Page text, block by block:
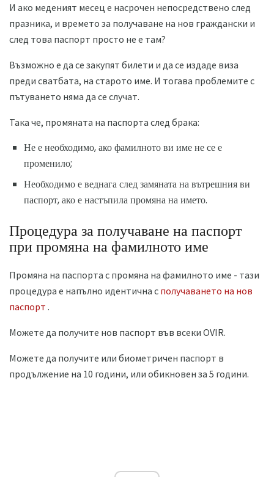
И ако меденият месец е насрочен непосредствено след
празника, и времето за получаване на нов граждански и
след това паспорт просто не е там?
Възможно е да се закупят билети и да се издаде виза
преди сватбата, на старото име. И тогава проблемите с
пътуването няма да се случат.
Така че, промяната на паспорта след брака:
Не е необходимо, ако фамилното ви име не се е
променило;
Необходимо е веднага след замяната на вътрешния ви
паспорт, ако е настъпила промяна на името.
Процедура за получаване на паспорт
при промяна на фамилното име
Промяна на паспорта с промяна на фамилното име - тази
процедура е напълно идентична с получаването на нов
паспорт .
Можете да получите нов паспорт във всеки OVIR.
Можете да получите или биометричен паспорт в
продължение на 10 години, или обикновен за 5 години.